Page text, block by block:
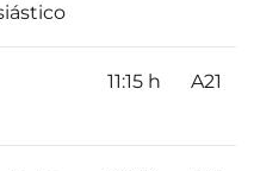
11:15 h A21